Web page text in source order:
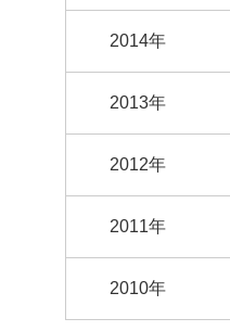
2014年
2013年
2012年
2011年
2010年